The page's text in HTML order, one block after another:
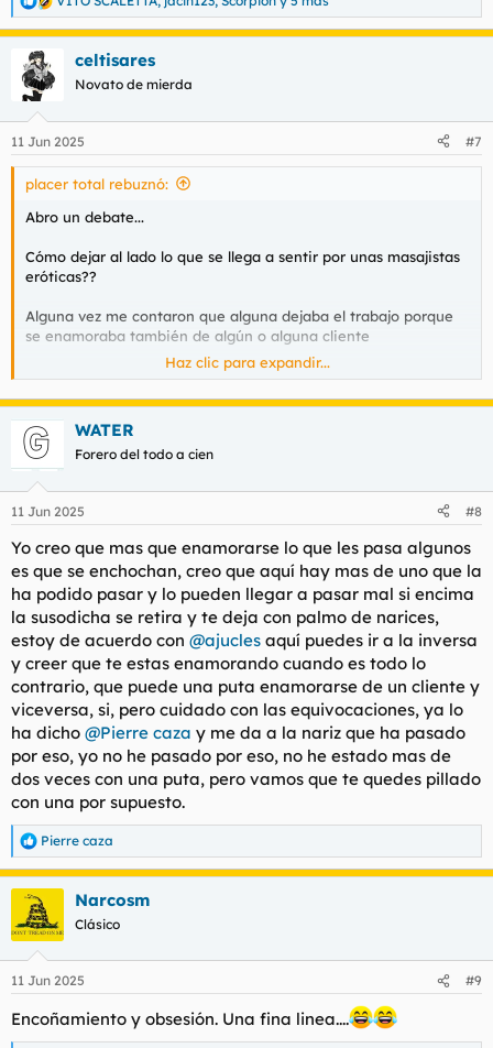
R
e
a
c
e
s
celtisares
Novato de mierda
11 Jun 2025 #7
placer total rebuznó:
Abro un debate...
Cómo dejar al lado lo que se llega a sentir por unas masajistas
eróticas??
Alguna vez me contaron que alguna dejaba el trabajo porque
se enamoraba también de algún o alguna cliente
Ellas ls pasará también??
Enamorarse de alguien y dejarlo todo por amor??
Te enamoras pero sabes que en el fondo salvo lotería de que
una chica así quiera dejar su trabajo e irse contigo(Algo que
sólo ocurrirá de cada 1000 chicas)
tienen que comer al rato más pollas ufff
Ojalá triunfen en la vida
Ls deseo lo mejor....
Es difícil asumir que gracias a qué se dedican durante un
tiempo a masajistas eróticas podemos disfrutar de ellas
pero a la vez es duro ver que tienen que comer pollas siendo
chicas encantadoras
que se merecen lo mejor en sus vidas
Es una dualidad difícil de asimilar..
Pero ganan mucho dinero y lo hacen de una forma muy
educadas y honradas mi aplausooooo
Aunque los socialistas quieren prohibir éstos masajes creo que
se debería de legalizar y Cobrar su paro y pagar su seguridad
social
Haz clic para expandir...
WATER
Forero del todo a cien
11 Jun 2025 #8
Yo creo que mas que enamorarse lo que les pasa algunos
es que se enchochan, creo que aquí hay mas de uno que la
ha podido pasar y lo pueden llegar a pasar mal si encima
la susodicha se retira y te deja con palmo de narices,
estoy de acuerdo con @ajucles aquí puedes ir a la inversa
y creer que te estas enamorando cuando es todo lo
contrario, que puede una puta enamorarse de un cliente y
viceversa, si, pero cuidado con las equivocaciones, ya lo
ha dicho @Pierre caza y me da a la nariz que ha pasado
por eso, yo no he pasado por eso, no he estado mas de
dos veces con una puta, pero vamos que te quedes pillado
con una por supuesto.
R
e
a
c
i
e
:
Pierre caza
Narcosm
Clásico
11 Jun 2025 #9
Encoñamiento y obsesión. Una fina linea....